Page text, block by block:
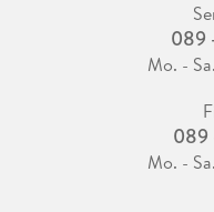
089
Mo. -
089
Mo. -